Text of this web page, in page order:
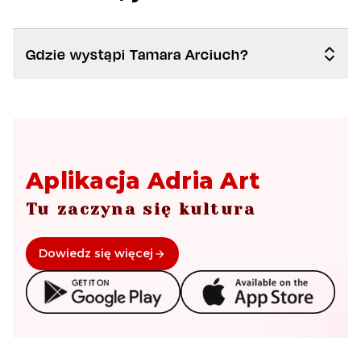
Gdzie wystąpi Tamara Arciuch?
Aplikacja Adria Art
Tu zaczyna się kultura
Dowiedz się więcej